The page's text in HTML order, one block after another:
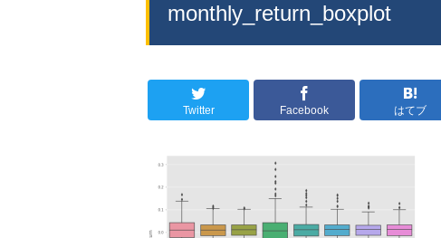
monthly_return_boxplot
Twitter Facebook はてブ